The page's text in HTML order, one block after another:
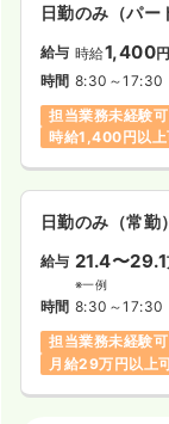
日勤のみ（パー
給与 時給1,400円
時間 8:30～17:30
担当業務未経験可
時給1,400円以上
日勤のみ（常勤）
給与 21.4〜29.1
※一例
時間 8:30～17:30
担当業務未経験可
月給29万円以上